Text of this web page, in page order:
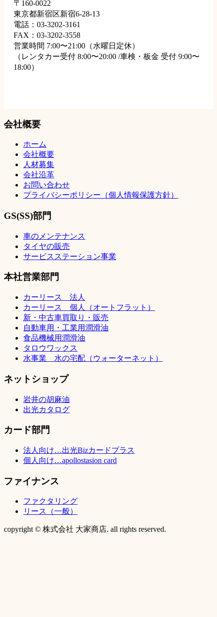
〒160-0022
東京都新宿区新宿6-28-13
電話：03-3202-3161
FAX：03-3202-3558
営業時間 7:00〜21:00（水曜日定休）
（レンタカー受付 8:00〜20:00 /車検・板金 受付 9:00〜
18:00）
会社概要
ホーム
会社概要
人材募集
会社沿革
お問い合わせ
プライバシーポリシー（個人情報保護方針）
GS(SS)部門
車のメンテナンス
タイヤの販売
サービスステーション事業
本社営業部門
カーリース 法人
カーリース 個人（オートフラット）
新・中古車買取り・販売
自動車用・工業用潤滑油
食品機械用潤滑油
タロウワックス
水事業 水の宅配（ウォーターネット）
ネットショップ
岩井の胡麻油
出光カタログ
カード部門
法人向け…出光Bizカードプラス
個人向け…apollostasion card
ファイナンス
ファクタリング
リース（一般）
copyright © 株式会社 大家商店. all rights reserved.